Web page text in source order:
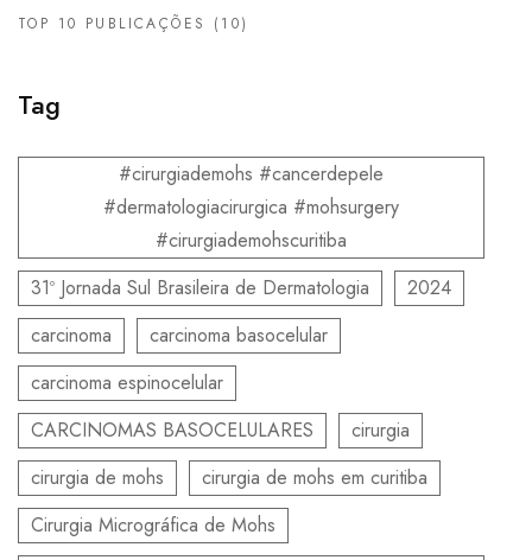
TOP 10 PUBLICAÇÕES
(10)
Tag
#cirurgiademohs #cancerdepele
#dermatologiacirurgica #mohsurgery
#cirurgiademohscuritiba
31º Jornada Sul Brasileira de Dermatologia
2024
carcinoma
carcinoma basocelular
carcinoma espinocelular
CARCINOMAS BASOCELULARES
cirurgia
cirurgia de mohs
cirurgia de mohs em curitiba
Cirurgia Micrográfica de Mohs